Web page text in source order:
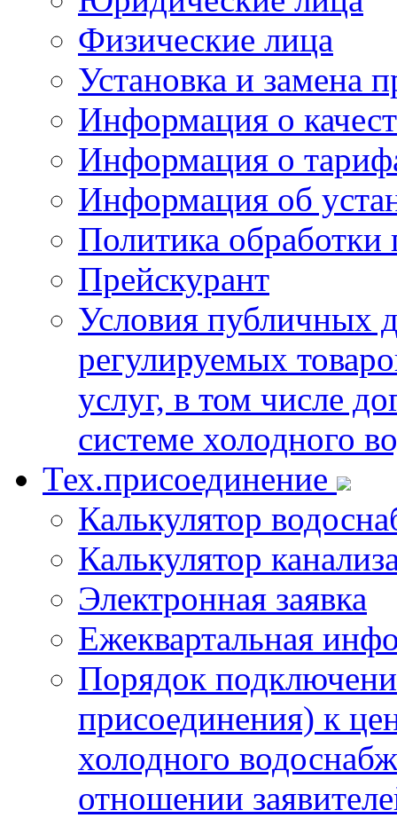
Физические лица
Установка и замена
Информация о
Информация о
Информация об
Политика
Прейскурант
Условия публичных
регулируемых
услуг, в том числе
системе холодного
Тех.присоединение
Калькулятор
Калькулятор
Электронная заявка
Ежеквартальная
Порядок
присоединения) к
холодного
отношении